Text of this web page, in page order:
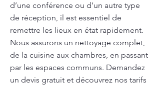
d’une conférence ou d’un autre type
de réception, il est essentiel de
remettre les lieux en état rapidement.
Nous assurons un nettoyage complet,
de la cuisine aux chambres, en passant
par les espaces communs. Demandez
un devis gratuit et découvrez nos tarifs